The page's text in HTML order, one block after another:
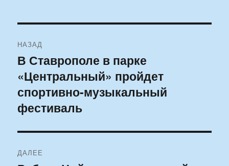
по
записям
НАЗАД
Предыдущая
запись:
В Ставрополе в парке
«Центральный» пройдет
спортивно-музыкальный
фестиваль
ДАЛЕЕ